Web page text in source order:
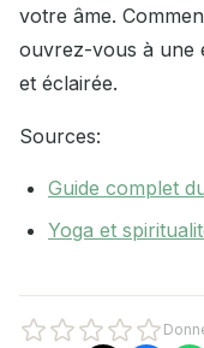
votre âme.
ouvrez-vous à une
et éclairée.
Sources:
Guide complet
Yoga et